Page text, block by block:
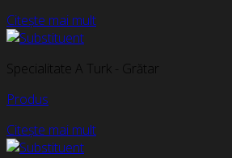
Citește mai mult
Specialitate A Turk - Grătar
Produs
Citește mai mult